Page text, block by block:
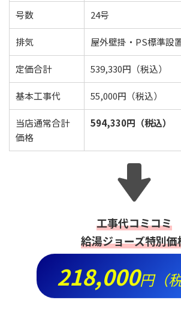
号数 24号
排気 屋外壁掛・PS標準設
定価合計 539,330円（税込）
基本工事代 55,000円（税込）
当店通常合計
価格
594,330円（税込）
工事代コミコミ
給湯ジョーズ特別価
218,000円（